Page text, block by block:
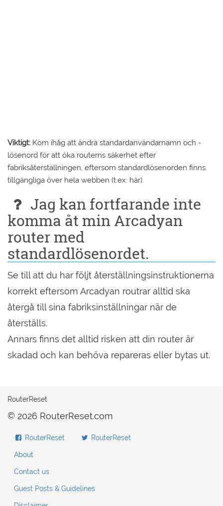
Viktigt: Kom ihåg att ändra standardanvändarnamn och -
lösenord för att öka routerns säkerhet efter
fabriksåterställningen, eftersom standardlösenorden finns
tillgängliga över hela webben (t.ex. här).
Jag kan fortfarande inte
komma åt min Arcadyan
router med
standardlösenordet.
Se till att du har följt återställningsinstruktionerna
korrekt eftersom Arcadyan routrar alltid ska
återgå till sina fabriksinställningar när de
återställs.
Annars finns det alltid risken att din router är
skadad och kan behöva repareras eller bytas ut.
RouterReset
© 2026 RouterReset.com
RouterReset RouterReset
About
Contact us
Guest Posts & Guidelines